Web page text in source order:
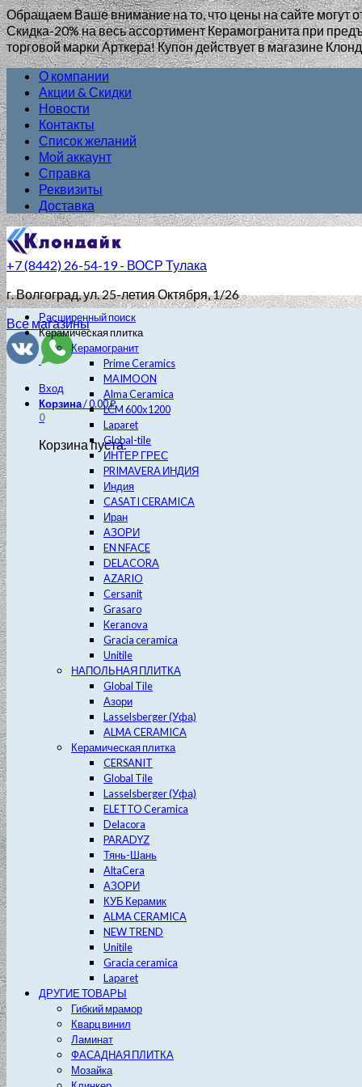
Обращаем Ваше внимание на то, что цены на сайте могут
Скидка-20% на весь ассортимент Керамогранита при
торговой марки Арткера! Купон действует в магазине
О компании
Акции & Скидки
Новости
Контакты
Список желаний
Мой аккаунт
Справка
Реквизиты
Доставка
+7 (8442) 26-54-19 - ВОСР Тулака
г. Волгоград, ул. 25-летия Октября, 1/26
Все магазины
Вход
Корзина/0.00₽
0
Корзина пуста.
Расширенный поиск
Керамическая плитка
Керамогранит
Prime Ceramics
MAIMOON
Alma Ceramica
LCM 600х1200
Laparet
Global-tile
ИНТЕР ГРЕС
PRIMAVERA ИНДИЯ
Индия
CASATI CERAMICA
Иран
АЗОРИ
EN NFACE
DELACORA
AZARIO
Cersanit
Grasaro
Keranova
Gracia ceramica
Unitile
НАПОЛЬНАЯ ПЛИТКА
Global Tile
Азори
Lasselsberger (Уфа)
ALMA CERAMICA
Керамическая плитка
CERSANIT
Global Tile
Lasselsberger (Уфа)
ELETTO Ceramica
Delacora
PARADYZ
Тянь-Шань
AltaCera
АЗОРИ
КУБ Керамик
ALMA CERAMICA
NEW TREND
Unitile
Gracia ceramica
Laparet
ДРУГИЕ ТОВАРЫ
Гибкий мрамор
Кварц винил
Ламинат
ФАСАДНАЯ ПЛИТКА
Мозайка